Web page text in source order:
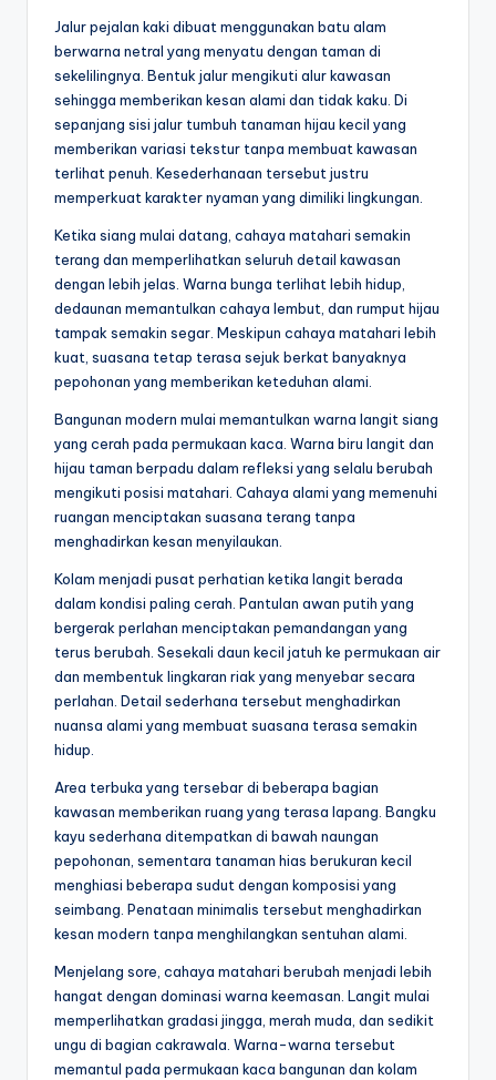
Jalur pejalan kaki dibuat menggunakan batu alam
berwarna netral yang menyatu dengan taman di
sekelilingnya. Bentuk jalur mengikuti alur kawasan
sehingga memberikan kesan alami dan tidak kaku. Di
sepanjang sisi jalur tumbuh tanaman hijau kecil yang
memberikan variasi tekstur tanpa membuat kawasan
terlihat penuh. Kesederhanaan tersebut justru
memperkuat karakter nyaman yang dimiliki lingkungan.
Ketika siang mulai datang, cahaya matahari semakin
terang dan memperlihatkan seluruh detail kawasan
dengan lebih jelas. Warna bunga terlihat lebih hidup,
dedaunan memantulkan cahaya lembut, dan rumput hijau
tampak semakin segar. Meskipun cahaya matahari lebih
kuat, suasana tetap terasa sejuk berkat banyaknya
pepohonan yang memberikan keteduhan alami.
Bangunan modern mulai memantulkan warna langit siang
yang cerah pada permukaan kaca. Warna biru langit dan
hijau taman berpadu dalam refleksi yang selalu berubah
mengikuti posisi matahari. Cahaya alami yang memenuhi
ruangan menciptakan suasana terang tanpa
menghadirkan kesan menyilaukan.
Kolam menjadi pusat perhatian ketika langit berada
dalam kondisi paling cerah. Pantulan awan putih yang
bergerak perlahan menciptakan pemandangan yang
terus berubah. Sesekali daun kecil jatuh ke permukaan air
dan membentuk lingkaran riak yang menyebar secara
perlahan. Detail sederhana tersebut menghadirkan
nuansa alami yang membuat suasana terasa semakin
hidup.
Area terbuka yang tersebar di beberapa bagian
kawasan memberikan ruang yang terasa lapang. Bangku
kayu sederhana ditempatkan di bawah naungan
pepohonan, sementara tanaman hias berukuran kecil
menghiasi beberapa sudut dengan komposisi yang
seimbang. Penataan minimalis tersebut menghadirkan
kesan modern tanpa menghilangkan sentuhan alami.
Menjelang sore, cahaya matahari berubah menjadi lebih
hangat dengan dominasi warna keemasan. Langit mulai
memperlihatkan gradasi jingga, merah muda, dan sedikit
ungu di bagian cakrawala. Warna-warna tersebut
memantul pada permukaan kaca bangunan dan kolam